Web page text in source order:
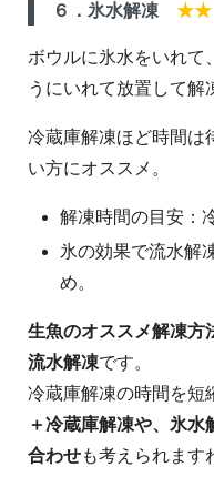
６．氷水解凍 ★★
ボウルに氷水をいれて
うにいれて放置して解
冷蔵庫解凍ほど時間は
い方にオススメ。
解凍時間の目安：
氷の効果で流水解
め。
生魚のオススメ解凍方
流水解凍です。
冷蔵庫解凍の時間を短
＋冷蔵庫解凍や、氷
合わせも考えられます